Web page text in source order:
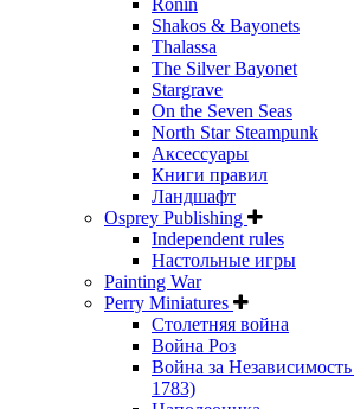
Ronin
Shakos & Bayonets
Thalassa
The Silver Bayonet
Stargrave
On the Seven Seas
North Star Steampunk
Аксессуары
Книги правил
Ландшафт
Osprey Publishing
Independent rules
Настольные игры
Painting War
Perry Miniatures
Столетняя война
Война Роз
Война за
1783)